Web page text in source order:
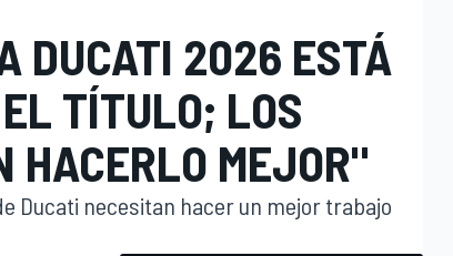
DUCATI 2026 ESTÁ
TÍTULO; LOS
HACERLO MEJOR"
Ducati necesitan hacer un mejor trabajo